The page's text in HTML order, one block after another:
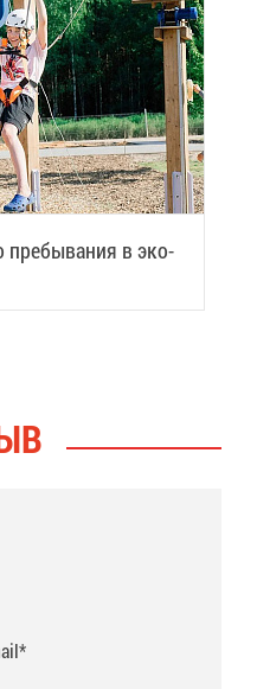
пре­бы­ва­ния в эко­